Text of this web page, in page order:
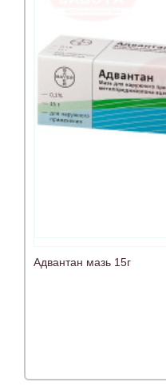
Адвантан мазь 15г